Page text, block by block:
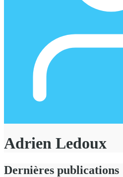
Adrien Ledoux
Dernières publications